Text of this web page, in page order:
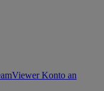
Konto an